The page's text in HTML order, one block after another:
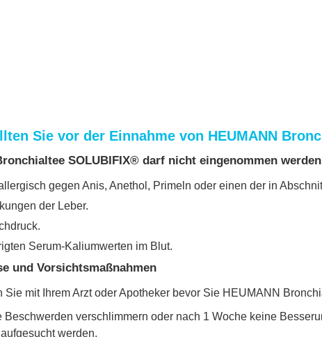
Sie vor der Einnahme von HEUMANN
SOLUBIFIX® darf nicht eingenommen
gegen Anis, Anethol, Primeln oder einen der in
der Leber.
Serum-Kaliumwerten im Blut.
und Vorsichtsmaßnahmen
Sie mit Ihrem Arzt oder Apotheker bevor Sie HEUMANN
Beschwerden verschlimmern oder nach 1 Woche keine
werden.